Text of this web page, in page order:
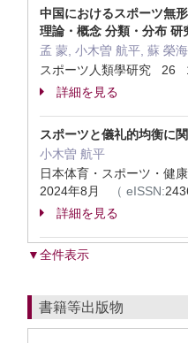
中国におけるスポーツ無
理論・概念 分類・分布 研
孟 蒙, 小木曽 航平, 蘇 榮
スポーツ人類學研究 26
詳細を見る
スポーツと儀礼的均衡に
小木曽 航平
日本体育・スポーツ・
2024年8月
（ eISSN:
詳細を見る
▼全件表示
書籍等出版物